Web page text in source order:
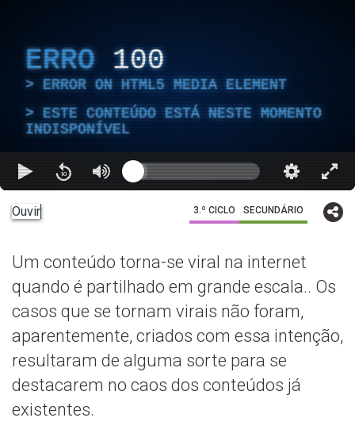
ERRO 100
ERROR ON HTML5 MEDIA ELEMENT
ESTE CONTEÚDO ESTÁ NESTE MOMENTO
INDISPONÍVEL
Ouvir 3.º CICLO SECUNDÁRIO
Um conteúdo torna-se viral na internet
quando é partilhado em grande escala.. Os
casos que se tornam virais não foram,
aparentemente, criados com essa intenção,
resultaram de alguma sorte para se
destacarem no caos dos conteúdos já
existentes.